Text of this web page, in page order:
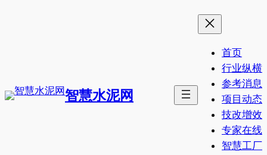
智慧水泥网
首页
行业纵横
参考消息
项目动态
技改增效
专家在线
智慧工厂